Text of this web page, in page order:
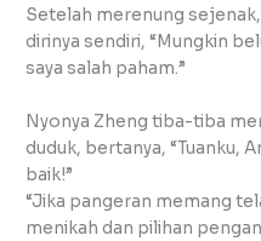
Setelah merenung
dirinya sendiri, “Mungkin
saya salah paham.”
Nyonya Zheng tiba-tiba
duduk, bertanya, “Tuanku,
baik!”
“Jika pangeran memang
menikah dan pilihan